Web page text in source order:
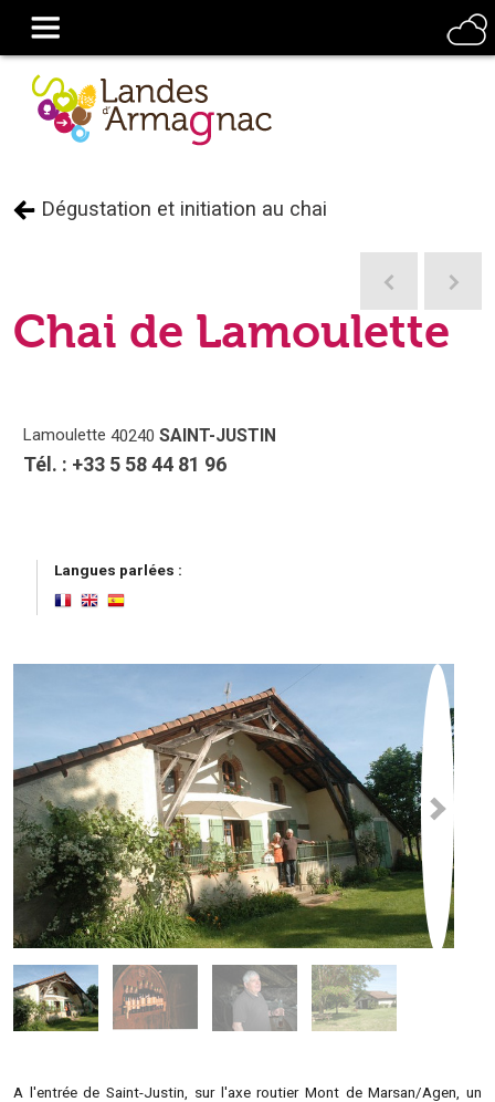
Dégustation et initiation au chai
Chai de Lamoulette
Lamoulette 40240 SAINT-JUSTIN
Tél. : +33 5 58 44 81 96
Langues parlées :
A l'entrée de Saint-Justin, sur l'axe routier Mont de Marsan/Agen, un